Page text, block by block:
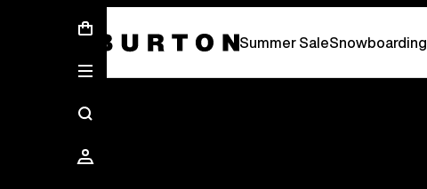
Summer SaleSnowboarding